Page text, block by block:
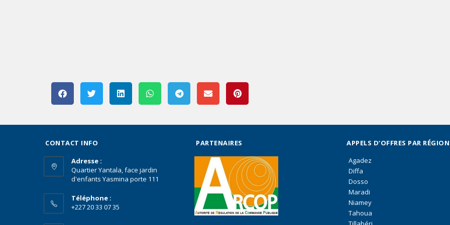
CONTACT INFO
Adresse :
Quartier Yantala, face jardin
d'enfants Yasmina porte 111
Téléphone :
+227 20 33 07 35
PARTENAIRES
APPELS D’OFFRES PAR RÉGION
Agadez
Diffa
Dosso
Maradi
Niamey
Tahoua